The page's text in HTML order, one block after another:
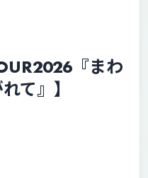
『まわ
て』】